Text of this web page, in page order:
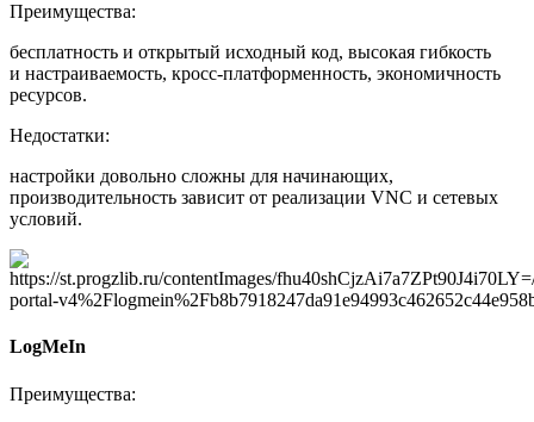
Преимущества:
бесплатность и открытый исходный код, высокая гибкость
и настраиваемость, кросс-платформенность, экономичность
ресурсов.
Недостатки:
настройки довольно сложны для начинающих,
производительность зависит от реализации VNC и сетевых
условий.
LogMeIn
Преимущества: